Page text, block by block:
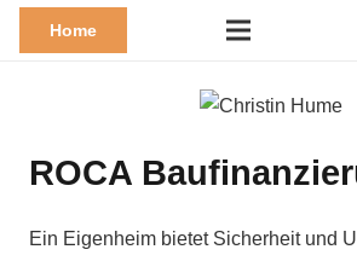
Home
ROCA
Ein Eigenheim bietet Sicherheit und